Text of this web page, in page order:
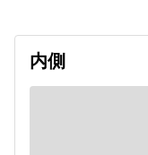
内側